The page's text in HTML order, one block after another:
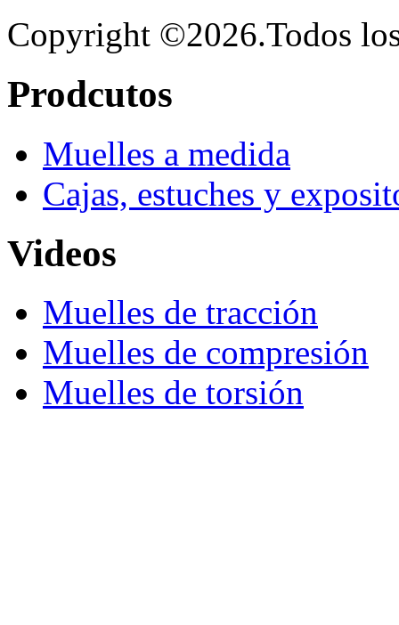
Copyright ©2026.Todos
Prodcutos
Muelles a medida
Cajas, estuches y
Videos
Muelles de tracción
Muelles de compresión
Muelles de torsión